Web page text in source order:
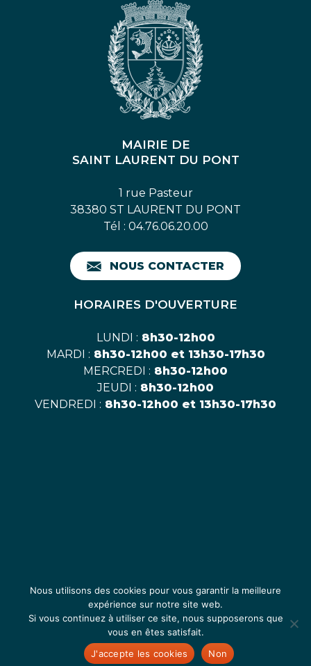
MAIRIE DE
SAINT LAURENT DU PONT
1 rue Pasteur
38380 ST LAURENT DU PONT
Tél : 04.76.06.20.00
NOUS CONTACTER
HORAIRES D'OUVERTURE
LUNDI : 8h30-12h00
MARDI : 8h30-12h00 et 13h30-17h30
MERCREDI : 8h30-12h00
JEUDI : 8h30-12h00
VENDREDI : 8h30-12h00 et 13h30-17h30
MENTIONS LÉGALES | SITE DÉVELOPPÉ PAR
Nous utilisons des cookies pour vous garantir la meilleure
expérience sur notre site web.
Si vous continuez à utiliser ce site, nous supposerons que
vous en êtes satisfait.
J'accepte les cookies
Non